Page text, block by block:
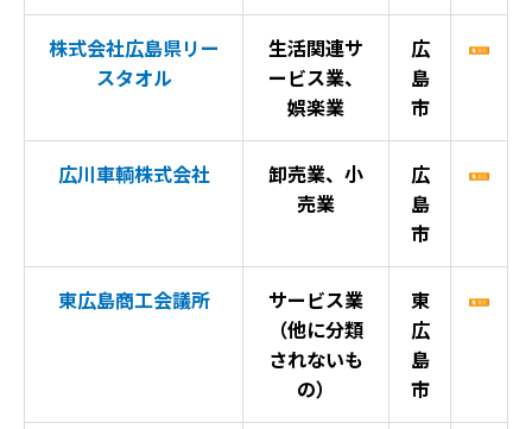
株式会社広島県リー
スタオル
生活関連サ
ービス業、
娯楽業
広
島
市
広川車輌株式会社
卸売業、小
売業
広
島
市
東広島商工会議所
サービス業
（他に分類
されないも
の）
東
広
島
市